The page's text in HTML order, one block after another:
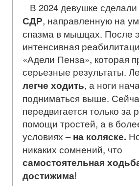
В 2024 девушке сделали
СДР, направленную на
спазма в мышцах. После
интенсивная
«Адели Пенза», которая
серьезные результаты.
легче ходить, а ноги
подниматься выше.
передвигается только за
помощи тростей, а в
условиях– на коляске.
никаких сомнений, что
самостоятельная
достижима!